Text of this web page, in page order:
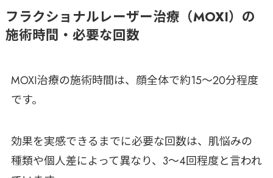
フラクショナルレーザー治療（MOXI）の
施術時間・必要な回数
MOXI治療の施術時間は、顔全体で約15～20分程度
です。
効果を実感できるまでに必要な回数は、肌悩みの
種類や個人差によって異なり、3〜4回程度と言われ